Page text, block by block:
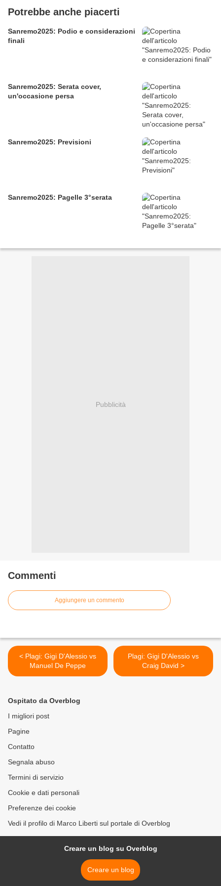
Potrebbe anche piacerti
Sanremo2025: Podio e considerazioni
finali
Sanremo2025: Serata cover,
un'occasione persa
Sanremo2025: Previsioni
Sanremo2025: Pagelle 3°serata
Pubblicità
Commenti
Aggiungere un commento
< Plagi: Gigi D'Alessio vs
Manuel De Peppe
Plagi: Gigi D'Alessio vs
Craig David >
Ospitato da Overblog
I migliori post
Pagine
Contatto
Segnala abuso
Termini di servizio
Cookie e dati personali
Preferenze dei cookie
Vedi il profilo di Marco Liberti sul portale di Overblog
Creare un blog su Overblog
Creare un blog